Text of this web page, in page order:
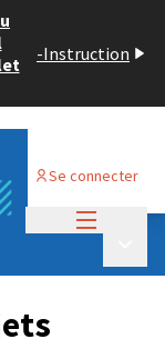
-Instruction
Se connecter